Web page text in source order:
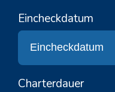
Eincheckdatum
Charterdauer